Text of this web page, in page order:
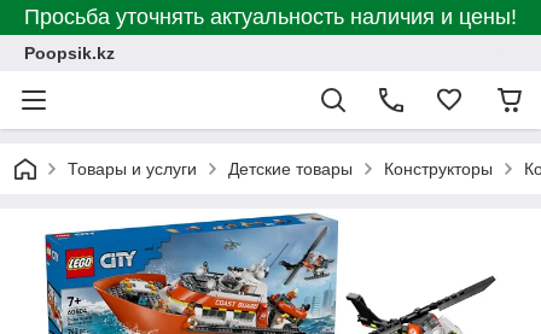
Просьба уточнять актуальность наличия и цены!
Poopsik.kz
Товары и услуги Детские товары Конструкторы